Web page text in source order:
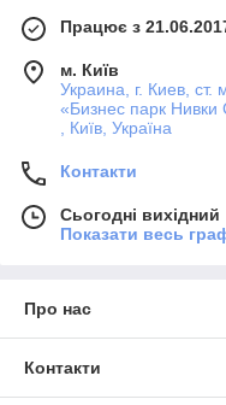
Працює з
м. Київ
Украина, г. Киев,
«Бизнес парк
, Київ, Україна
Контакти
Сьогодні вихідний
Показати весь
Про нас
Контакти